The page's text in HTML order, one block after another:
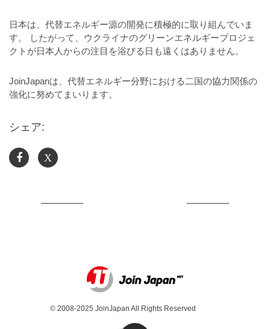
日本は、代替エネルギー源の開発に積極的に取り組んでいま
す。 したがって、ウクライナのグリーンエネルギープロジェ
クトが日本人からの注目を浴びる日も遠くはありません。
JoinJapanは、代替エネルギー分野における二国の協力関係の
強化に努めてまいります。
シェア:
X
© 2008-2025 JoinJapan All Rights Reserved